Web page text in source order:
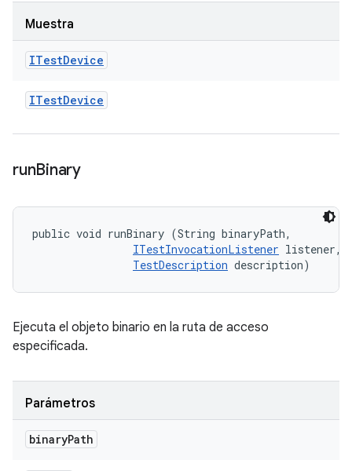
Muestra
ITestDevice
ITestDevice
runBinary
public void runBinary (String binaryPath,
ITestInvocationListener listener,
TestDescription description)
Ejecuta el objeto binario en la ruta de acceso
especificada.
Parámetros
binaryPath